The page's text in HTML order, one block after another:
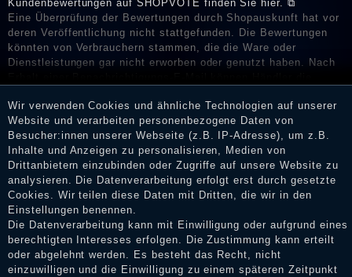
Kundenbewertungen auf SHOPVOTE finden Sie hier. ⧉
Eine Überprüfung der Bewertungen durch Shopauskunft hat vor
deren Veröffentlichung nicht stattgefunden. Die Bewertungen
könnten von Verbrauchern stammen, die die Ware oder
Dienstleistungen gar nicht erworben oder genutzt haben. Nach
Shop informieren.
Impressum
Daten­schutz­erklärung
Wir verwenden Cookies und ähnliche Technologien auf unserer
Website und verarbeiten personenbezogene Daten von
Besucher:innen unserer Webseite (z.B. IP-Adresse), um z.B.
Inhalte und Anzeigen zu personalisieren, Medien von
Drittanbietern einzubinden oder Zugriffe auf unsere Website zu
analysieren. Die Datenverarbeitung erfolgt erst durch gesetzte
Cookies. Wir teilen diese Daten mit Dritten, die wir in den
Einstellungen benennen.
Die Datenverarbeitung kann mit Einwilligung oder aufgrund eines
berechtigten Interesses erfolgen. Die Zustimmung kann erteilt
oder abgelehnt werden. Es besteht das Recht, nicht
einzuwilligen und die Einwilligung zu einem späteren Zeitpunkt